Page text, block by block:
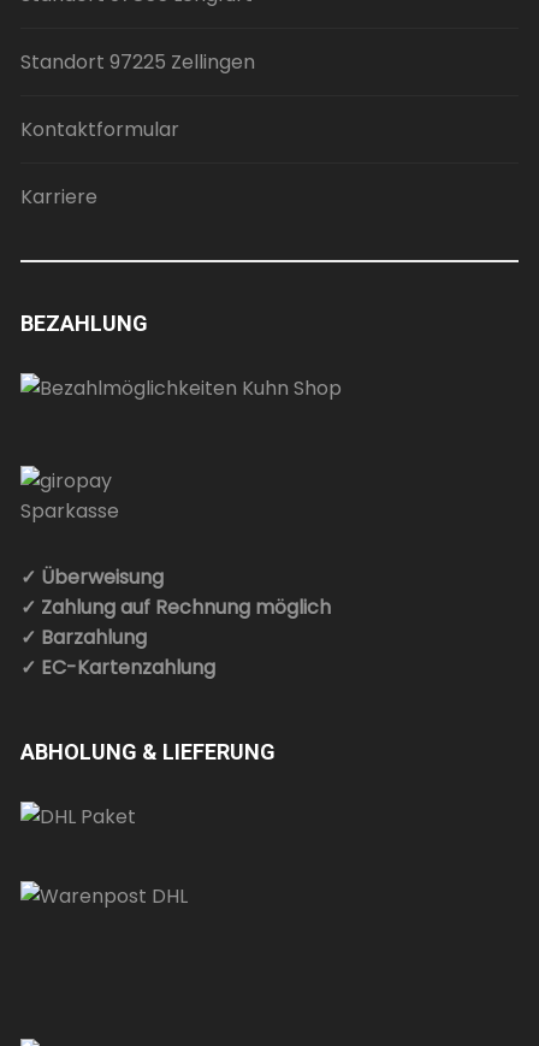
Standort 97225 Zellingen
Kontaktformular
Karriere
BEZAHLUNG
✓ Überweisung
✓ Zahlung auf Rechnung möglich
✓ Barzahlung
✓ EC-Kartenzahlung
ABHOLUNG & LIEFERUNG